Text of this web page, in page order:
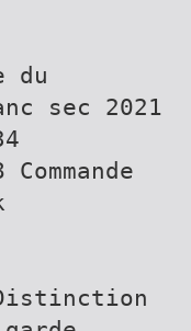
du
sec 2021
Commande